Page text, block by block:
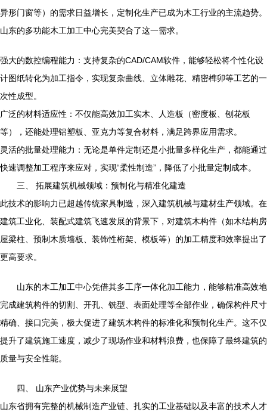
异形门窗等）的需求日益增长，定制化生产已成为木工行业的主流趋势。
山东的多功能木工加工中心完美契合了这一需求。
强大的数控编程能力：支持复杂的CAD/CAM软件，能够轻松将个性化设
计图纸转化为加工指令，实现复杂曲线、立体雕花、精密榫卯等工艺的一
次性成型。
广泛的材料适应性：不仅能高效加工实木、人造板（密度板、刨花板
等），还能处理铝塑板、亚克力等复合材料，满足跨界应用需求。
灵活的批量处理能力：无论是单件定制还是小批量多样化生产，都能通过
快速调整加工程序来应对，实现“柔性制造”，降低了小批量定制成本。
三、 拓展建筑机械领域：预制化与精准化建造
此技术的影响力已超越传统家具制造，深入建筑机械与建材生产领域。在
建筑工业化、装配式建筑飞速发展的背景下，对建筑木构件（如木结构房
屋梁柱、预制木质墙板、装饰性桁架、模板等）的加工精度和效率提出了
更高要求。
山东的木工加工中心凭借其多工序一体化加工能力，能够精准高效地
完成建筑构件的切割、开孔、铣型、表面处理等全部作业，确保构件尺寸
精确、接口完美，极大促进了建筑木构件的标准化和预制化生产。这不仅
提升了建筑施工速度，减少了现场作业和材料浪费，也保障了最终建筑的
质量与安全性能。
四、 山东产业优势与未来展望
山东省拥有完整的机械制造产业链、扎实的工业基础以及丰富的技术人才